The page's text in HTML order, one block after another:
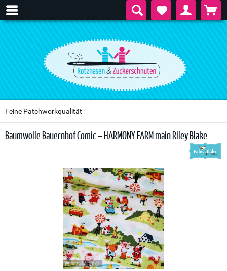
Feine Patchworkqualität
Baumwolle Bauernhof Comic – HARMONY FARM main Riley Blake